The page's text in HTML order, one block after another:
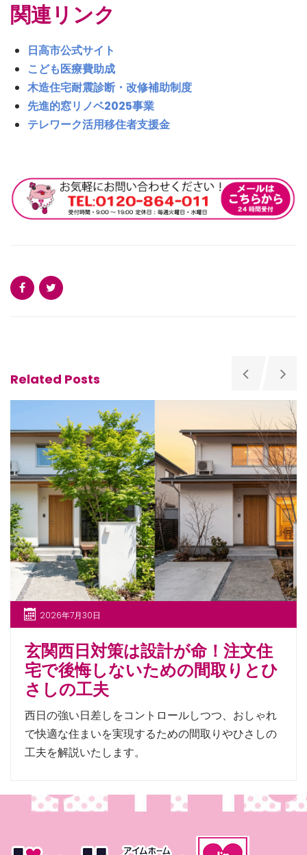
関連リンク
日高市公式サイト
こども医療費助成
木造住宅耐震診断・改修補助制度
先進的窓リノベ2025事業
テレワーク活用移住者支援金
Related Posts
2026年7月30日
玄関西日対策は設計が命！注文住
宅で後悔しないための間取りとひ
さしの工夫
西日の強い日差しをコントロールしつつ、おしゃれ
で快適な住まいを実現するための間取りやひさしの
工夫を解説いたします。